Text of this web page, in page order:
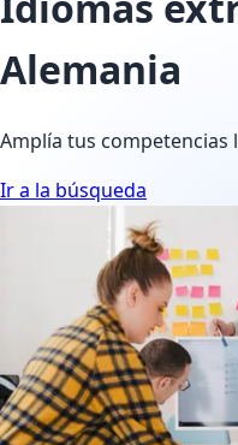
Alemania
Amplía tus competencias
Ir a la búsqueda